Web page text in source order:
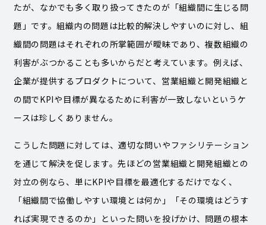
たが、なかでも多く取り扱ってきたのが「組織間に生じる問
題」です。組織内の問題は比較的解決しやすいのに対し、組
織間の問題はそれぞれの所掌範囲が曖昧であり、複数組織の
利害がぶつかることも多いからだと考えています。例えば、
企業が提供するプロダクトについて、営業組織と開発組織と
の間でKPIや目標が異なるために利害が一致しないというケ
ースは珍しくありません。
こうした問題に対しては、適切な問いやファシリテーション
を通じて解決を促します。先ほどの営業組織と開発組織との
対立の例なら、単にKPIや目標を最適化するだけでなく、
「組織間で協働しやすい環境とは何か」「その環境はどうす
れば実現できるのか」といった問いを投げかけ、問題の根本